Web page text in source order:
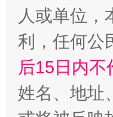
完善运行机制助
人或单位
利，任何公
后15日内
姓名、地址